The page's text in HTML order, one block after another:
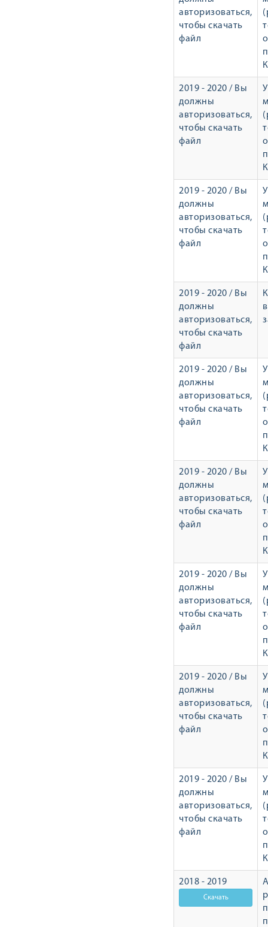
авторизоваться,
чтобы скачать
файл
2019 - 2020 / Вы
должны
авторизоваться,
чтобы скачать
файл
2019 - 2020 / Вы
должны
авторизоваться,
чтобы скачать
файл
2019 - 2020 / Вы
должны
авторизоваться,
чтобы скачать
файл
2019 - 2020 / Вы
должны
авторизоваться,
чтобы скачать
файл
2019 - 2020 / Вы
должны
авторизоваться,
чтобы скачать
файл
2019 - 2020 / Вы
должны
авторизоваться,
чтобы скачать
файл
2019 - 2020 / Вы
должны
авторизоваться,
чтобы скачать
файл
2019 - 2020 / Вы
должны
авторизоваться,
чтобы скачать
файл
2018 - 2019